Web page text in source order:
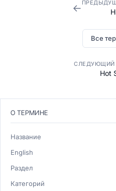
←
Все
СЛЕДУЮЩИЙ
Hot
О ТЕРМИНЕ
Название
English
Раздел
Категорий